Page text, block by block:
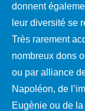
donnent
leur diversité se
Très rarement
nombreux dons
ou par alliance
Napoléon, de
Eugènie ou de